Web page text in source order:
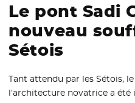
Le pont Sadi
nouveau
Sétois
Tant attendu par les Sétois,
l’architecture novatrice a